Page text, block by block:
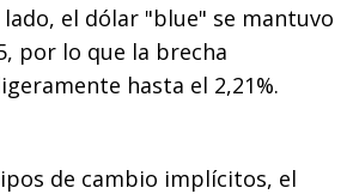
el dólar "blue" se mantuvo
por lo que la brecha
hasta el 2,21%.
de cambio implícitos, el